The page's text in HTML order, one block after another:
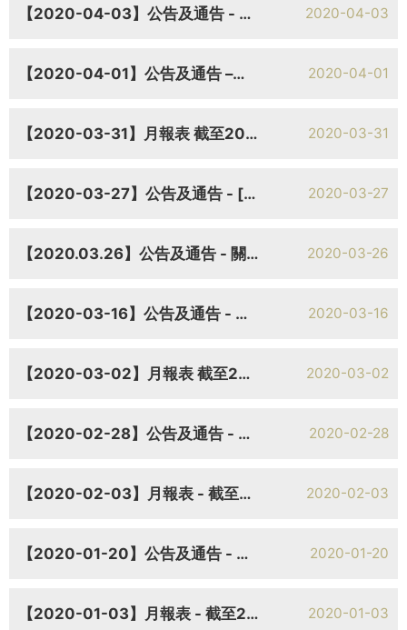
【2020-04-03】公告及通告 - 更改註冊地址或辦事處、香港業務的註冊地或香港接收法律程序文件代表 / 其他-雜項 更改香港主要營業地點及更改香港電話及傳真號碼 2020-04-03
【2020-04-01】公告及通告 –內幕消息 內幕消息 – 主要股東認購可交換為本公司股份的可交換債券 2020-04-01
【2020-03-31】月報表 截至2020年3月31日止月份之股份發行人之證券變動月報表 2020-03-31
【2020-03-27】公告及通告 - [末期業績 / 暫停辦理過戶登記手續或更改暫停辦理過戶日期] 截至二零一九年十二月三十一日止年度年度業績公告 2020-03-27
【2020.03.26】公告及通告 - 關連交易 有關關連交易的額外資料 2020-03-26
【2020-03-16】公告及通告 - 董事會召開日期 董事會會議日期 2020-03-16
【2020-03-02】月報表 截至2020年2月29日止月份之股份發行人之證券變動月報表 2020-03-02
【2020-02-28】公告及通告 - 關連交易 有關訂立施工合約的關連交易 2020-02-28
【2020-02-03】月報表 - 截至2020年1月31日止月份之股份發行人之證券變動月報表 2020-02-03
【2020-01-20】公告及通告 - 更換公司秘書 公司秘書變更 2020-01-20
【2020-01-03】月報表 - 截至2019年12月31日止月份之股份發行人之證券變動月報 2020-01-03